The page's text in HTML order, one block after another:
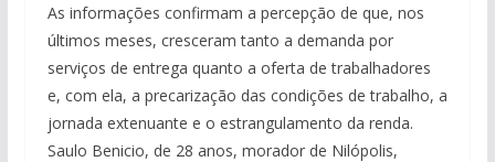
As informações confirmam a percepção de que, nos
últimos meses, cresceram tanto a demanda por
serviços de entrega quanto a oferta de trabalhadores
e, com ela, a precarização das condições de trabalho, a
jornada extenuante e o estrangulamento da renda.
Saulo Benicio, de 28 anos, morador de Nilópolis,